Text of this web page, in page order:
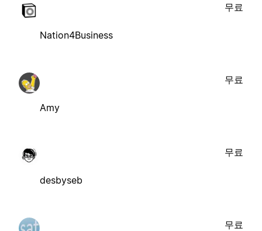
Nation4Business
무료
Amy
무료
desbyseb
무료
무료